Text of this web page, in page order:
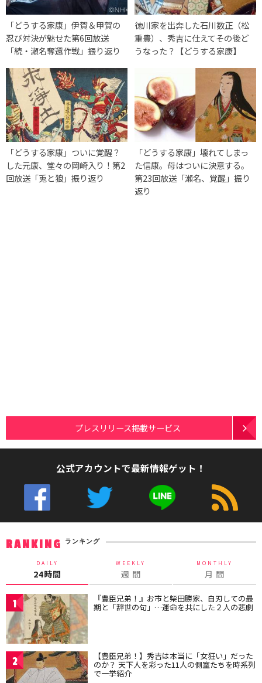
「どうする家康」伊賀＆甲賀の
忍び対決が魅せた第6回放送
「続・瀬名奪還作戦」振り返り
徳川家を出奔した石川数正（松
重豊）、秀吉に仕えてその後ど
うなった？【どうする家康】
「どうする家康」ついに覚醒？
した元康、堂々の岡崎入り！第2
回放送「兎と狼」振り返り
「どうする家康」壊れてしまっ
た信康。母はついに決意する。
第23回放送「瀬名、覚醒」振り
返り
プレスリリース掲載サービス
公式アカウントで最新情報ゲット！
RANKING ランキング
DAILY
24時間
WEEKLY
週 間
MONTHLY
月 間
1 『豊臣兄弟！』お市と柴田勝家、自刃しての最
期と「辞世の句」…運命を共にした２人の悲劇
2 【豊臣兄弟！】秀吉は本当に「女狂い」だった
のか？ 天下人を彩った11人の側室たちを時系列
で一挙紹介